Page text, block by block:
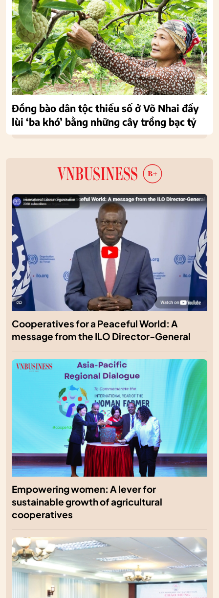
Đồng bào dân tộc thiểu số ở Võ Nhai đẩy
lùi ‘ba khó’ bằng những cây trồng bạc tỷ
Cooperatives for a Peaceful World: A
message from the ILO Director-General
Empowering women: A lever for
sustainable growth of agricultural
cooperatives